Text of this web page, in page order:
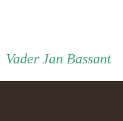
VaderVader
Jan Bassant